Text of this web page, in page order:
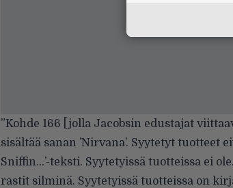
”Kohde 166 [jolla Jacobsin edustajat
sisältää sanan ’Nirvana’. Syytetyt tuotteet
Sniffin…’-teksti. Syytetyissä tuotteissa ei
rastit silminä. Syytetyissä tuotteissa on